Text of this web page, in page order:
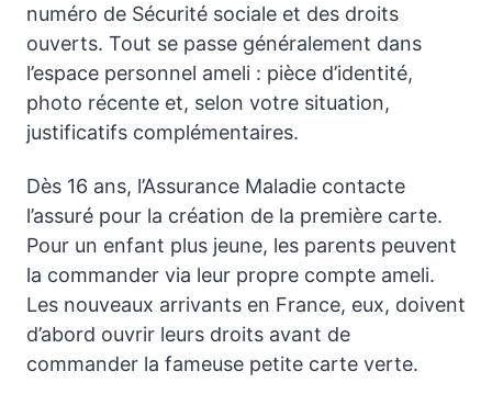
numéro de Sécurité sociale et des droits
ouverts. Tout se passe généralement dans
l’espace personnel ameli : pièce d’identité,
photo récente et, selon votre situation,
justificatifs complémentaires.
Dès 16 ans, l’Assurance Maladie contacte
l’assuré pour la création de la première carte.
Pour un enfant plus jeune, les parents peuvent
la commander via leur propre compte ameli.
Les nouveaux arrivants en France, eux, doivent
d’abord ouvrir leurs droits avant de
commander la fameuse petite carte verte.